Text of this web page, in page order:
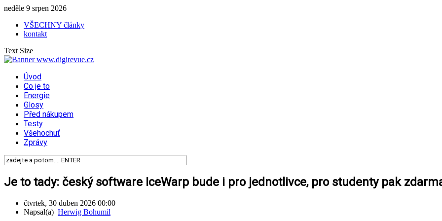
neděle 9 srpen 2026
VŠECHNY články
kontakt
Text Size
Úvod
Co je to
Energie
Glosy
Před nákupem
Testy
Všehochuť
Zprávy
Je to tady: český software IceWarp bude i pro jednotlivce, pro studenty pak
čtvrtek, 30 duben 2026 00:00
Napsal(a) Herwig Bohumil